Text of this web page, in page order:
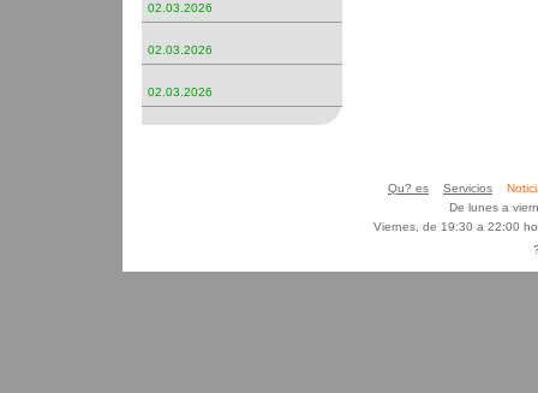
02.03.2026
02.03.2026
02.03.2026
Qu? es Servicios
De lunes a
Viernes, de 19:30 a 22:00